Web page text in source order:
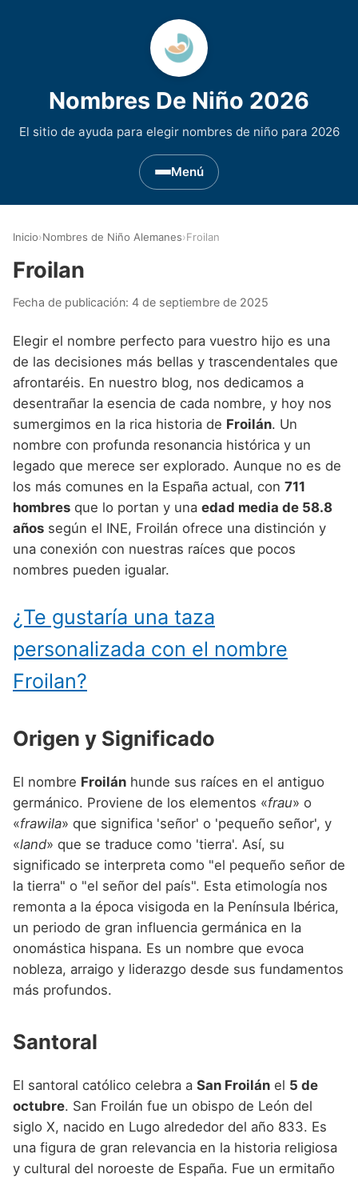
Nombres De Niño 2026
El sitio de ayuda para elegir nombres de niño para 2026
Menú
Nombres de niño que empiezan por D
Nombres de niño que empiezan por E
Nombres de niño que empiezan por F
Nombres de niño que empiezan por G
Nombres de niño que empiezan por H
Nombres de niño que empiezan por I
Nombres de niño que empiezan por J
Nombres de niño que empiezan por K
Nombres de niño que empiezan por M
Nombres de niño que empiezan por N
Nombres de niño que empiezan por O
Nombres de niño que empiezan por Q
Nombres de niño que empiezan por R
Nombres de niño que empiezan por S
Nombres de niño que empiezan por T
Nombres de niño que empiezan por U
Nombres de niño que empiezan por V
Nombres de niño que empiezan por W
Nombres de niño que empiezan por X
Nombres de niño que empiezan por Z
Nombres de Niño Asturianos
Nombres de Niño Baleares
Nombres de Niño Cantabros
Nombres de Niño Castellanos
Nombres de Niño Catalanes
Nombres de Niño Extremeños
Nombres de Niño Gallegos
Nombres de Niño Navarros
Nombres de Niño Celtas
Nombres de Niño Egipcios
Nombres de Niño Griegos
Nombres de Niño Mitologicos
Nombres de Niño Romanos
Nombres de Niño Vikingos
Nombres de Niño Alemanes
Nombres de Niño Americanos
Nombres de Niño Arabes
Nombres de Niño Chinos
Nombres de Niño Franceses
Nombres de Niño Hispanoamericanos
Nombres de Niño Ingleses
Nombres de Niño Italianos
Nombres de Niño Japoneses
Nombres de Niño Judíos
Nombres de Niño Rumanos
Nombres de Niño Suecos
Buscar
Inicio›Nombres de Niño Alemanes›Froilan
Froilan
Fecha de publicación: 4 de septiembre de 2025
Elegir el nombre perfecto para vuestro hijo es una
de las decisiones más bellas y trascendentales que
afrontaréis. En nuestro blog, nos dedicamos a
desentrañar la esencia de cada nombre, y hoy nos
sumergimos en la rica historia de Froilán. Un
nombre con profunda resonancia histórica y un
legado que merece ser explorado. Aunque no es de
los más comunes en la España actual, con 711
hombres que lo portan y una edad media de 58.8
años según el INE, Froilán ofrece una distinción y
una conexión con nuestras raíces que pocos
nombres pueden igualar.
¿Te gustaría una taza
personalizada con el nombre
Froilan?
Origen y Significado
El nombre Froilán hunde sus raíces en el antiguo
germánico. Proviene de los elementos «frau» o
«frawila» que significa 'señor' o 'pequeño señor', y
«land» que se traduce como 'tierra'. Así, su
significado se interpreta como "el pequeño señor de
la tierra" o "el señor del país". Esta etimología nos
remonta a la época visigoda en la Península Ibérica,
un periodo de gran influencia germánica en la
onomástica hispana. Es un nombre que evoca
nobleza, arraigo y liderazgo desde sus fundamentos
más profundos.
Santoral
El santoral católico celebra a San Froilán el 5 de
octubre. San Froilán fue un obispo de León del
siglo X, nacido en Lugo alrededor del año 833. Es
una figura de gran relevancia en la historia religiosa
y cultural del noroeste de España. Fue un ermitaño